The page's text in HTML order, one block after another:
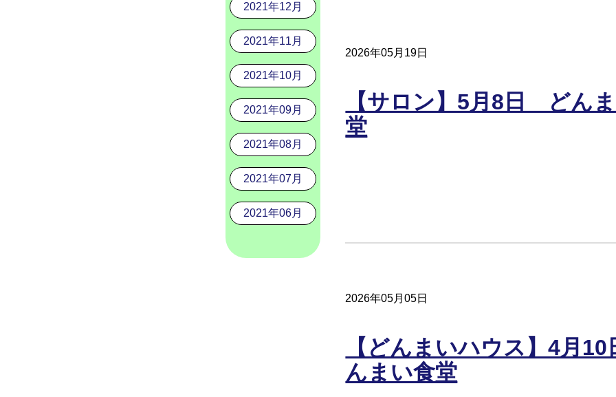
2021年12月
2021年11月
2021年10月
2021年09月
2021年08月
2021年07月
2021年06月
2026年05月19日
【サロン】5月8日 どん
堂
2026年05月05日
【どんまいハウス】4月
んまい食堂